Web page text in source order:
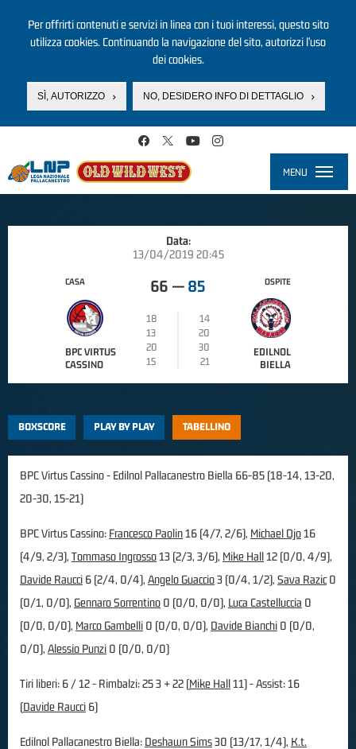
Per offrirti contenuti e servizi in linea con i tuoi interessi, questo sito
utilizza cookies. Continuando la navigazione del sito, autorizzi l’uso
dei cookies.
SÌ, AUTORIZZO NO, DESIDERO INFO DI DETTAGLIO
MENU
Data:
13/04/2019 20:45
CASA
BPC VIRTUS
CASSINO
66 — 85
18
14
13
20
20
30
15
21
OSPITE
EDILNOL
BIELLA
BOXSCORE PLAY BY PLAY TABELLINO
BPC Virtus Cassino - Edilnol Pallacanestro Biella 66-85 (18-14, 13-20,
20-30, 15-21)
BPC Virtus Cassino: Francesco Paolin16 (4/7, 2/6), Michael Ojo16
(4/9, 2/3), Tommaso Ingrosso13 (2/3, 3/6), Mike Hall12 (0/0, 4/9),
Davide Raucci 6 (2/4, 0/4), Angelo Guaccio3 (0/4, 1/2), Sava Razic0
(0/1, 0/0), Gennaro Sorrentino 0 (0/0, 0/0), Luca Castelluccia 0
(0/0, 0/0), Marco Gambelli 0 (0/0, 0/0), Davide Bianchi 0 (0/0,
0/0), Alessio Punzi 0 (0/0, 0/0)
Tiri liberi: 6 / 12 - Rimbalzi: 25 3 + 22 (Mike Hall11) - Assist: 16
(Davide Raucci 6)
Edilnol Pallacanestro Biella: Deshawn Sims30 (13/17, 1/4), K.t.